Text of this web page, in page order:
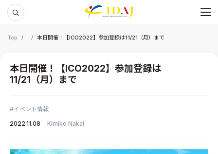
メ
Top 本日開催！【ICO2022】参加登録は11/21（月）まで
本日開催！【ICO2022】参加登録は
11/21（月）まで
イベント情報
2022.11.08
Kimiko Nakai